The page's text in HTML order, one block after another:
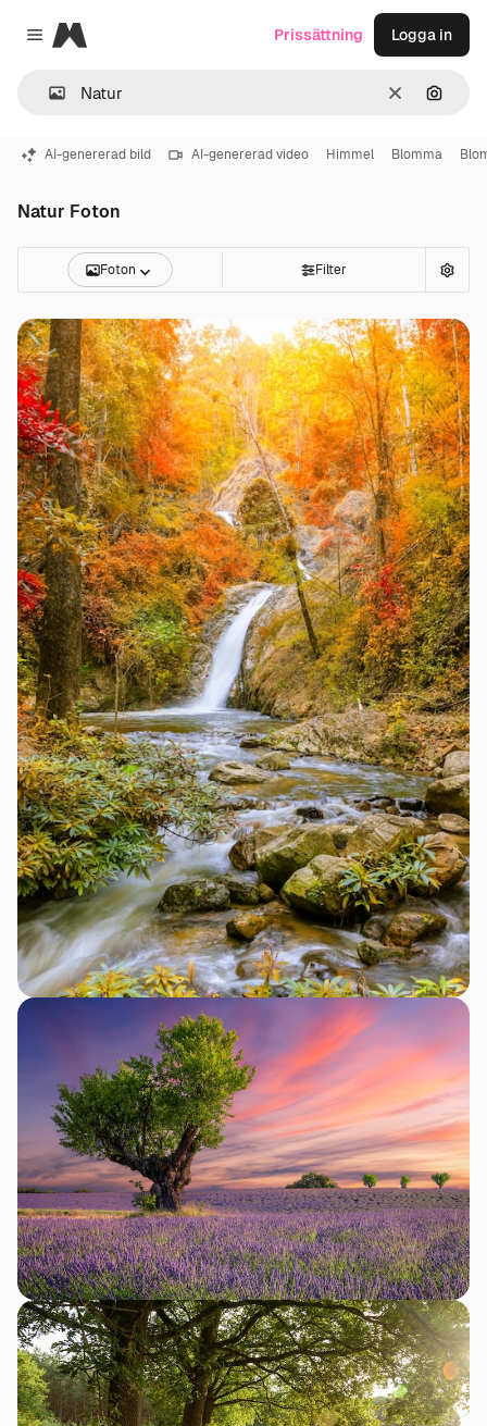
Close menu
Magnific
RensaSök
Prissättning Logga in
AI-genererad bild AI-genererad video Himmel Blomma
Natur Foton
Foton Filter